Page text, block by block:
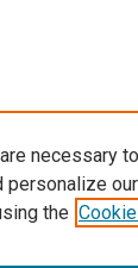
necessary
personalize
the